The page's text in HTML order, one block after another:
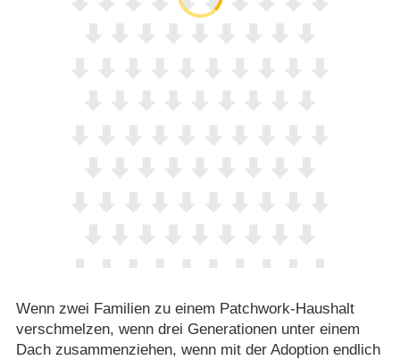
Wenn zwei Familien zu einem Patchwork-Haushalt
verschmelzen, wenn drei Generationen unter einem
Dach zusammenziehen, wenn mit der Adoption endlich